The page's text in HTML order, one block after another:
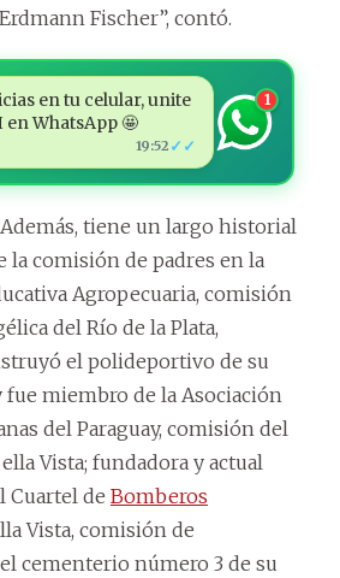
Fischer”, contó.
en tu celular, unite
en WhatsApp 🤩
19:52 ✓✓
1
Además, tiene un largo historial
la comisión de padres en la
Agropecuaria, comisión
del Río de la Plata,
el polideportivo de su
fue miembro de la Asociación
del Paraguay, comisión del
Vista; fundadora y actual
Cuartel de Bomberos
Vista, comisión de
cementerio número 3 de su